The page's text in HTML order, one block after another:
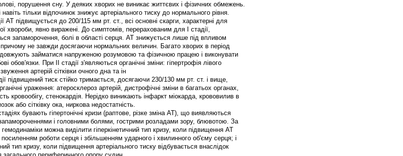
порушення сну. У деяких хворих не виникає життєвих і фізичних обмежень.
навіть тільки відпочинок знижує артеріального тиску до нормального рівня.
АТ підвищується до 200/115 мм рт. ст., всі основні скарги, характерні для
хвороби, явно виражені. До симптомів, перерахованим для I стадії,
запаморочення, болі в області серця. АТ знижується лише під впливом
причому не завжди досягаючи нормальних величин. Багато хворих в період
займатися напруженою розумовою та фізичною працею і виконувати
обов'язки. При II стадії з'являються органічні зміни: гіпертрофія лівого
артерій сітківки очного дна та ін
підвищений тиск стійко тримається, досягаючи 230/130 мм рт. ст. і вище,
ураження: атеросклероз артерій, дистрофічні зміни в багатьох органах,
кровообігу, стенокардія. Нерідко виникають інфаркт міокарда, крововилив в
або сітківку ока, ниркова недостатність.
бувають гіпертонічні кризи (раптове, різке зміна АТ), що виявляються
і головними болями, гострими розладами зору, блювотою. За
можна виділити гіперкінетичний тип кризу, коли підвищення АТ
роботи серця і збільшенням ударного і хвилинного об'єму серця; і
тип кризу, коли підвищення артеріального тиску відбувається внаслідок